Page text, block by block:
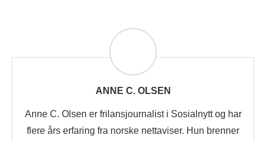
ANNE C. OLSEN
Anne C. Olsen er frilansjournalist i Sosialnytt og har
flere års erfaring fra norske nettaviser. Hun brenner